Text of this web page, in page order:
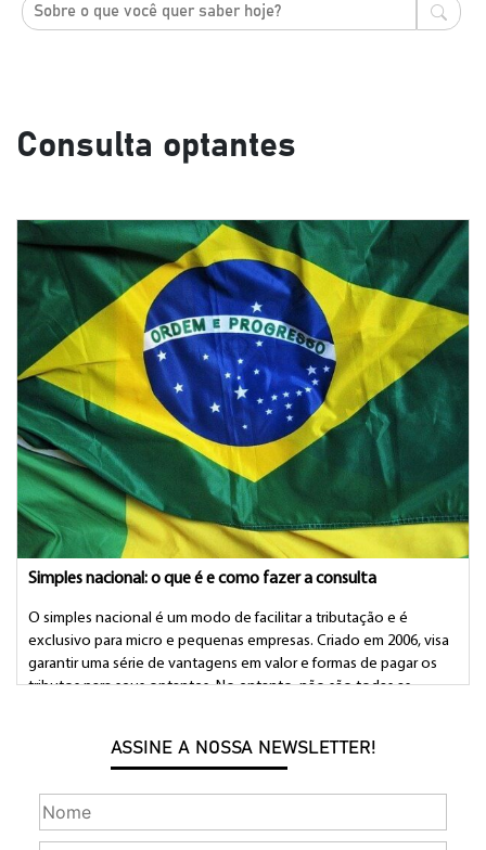
Consulta optantes
Simples nacional: o que é e como fazer a consulta
O simples nacional é um modo de facilitar a tributação e é
exclusivo para micro e pequenas empresas. Criado em 2006, visa
garantir uma série de vantagens em valor e formas de pagar os
tributos para seus optantes. No entanto, não são todas as
Postado em 24/06/2021
ASSINE A NOSSA NEWSLETTER!